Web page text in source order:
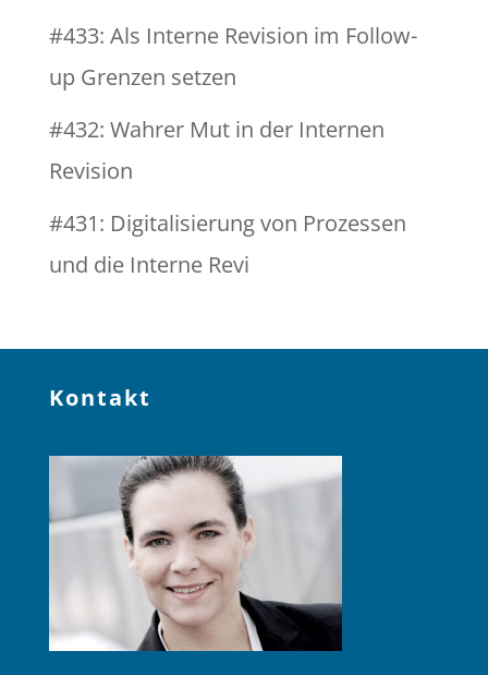
#433: Als Interne Revision im Follow-
up Grenzen setzen
#432: Wahrer Mut in der Internen
Revision
#431: Digitalisierung von Prozessen
und die Interne Revi
Kontakt